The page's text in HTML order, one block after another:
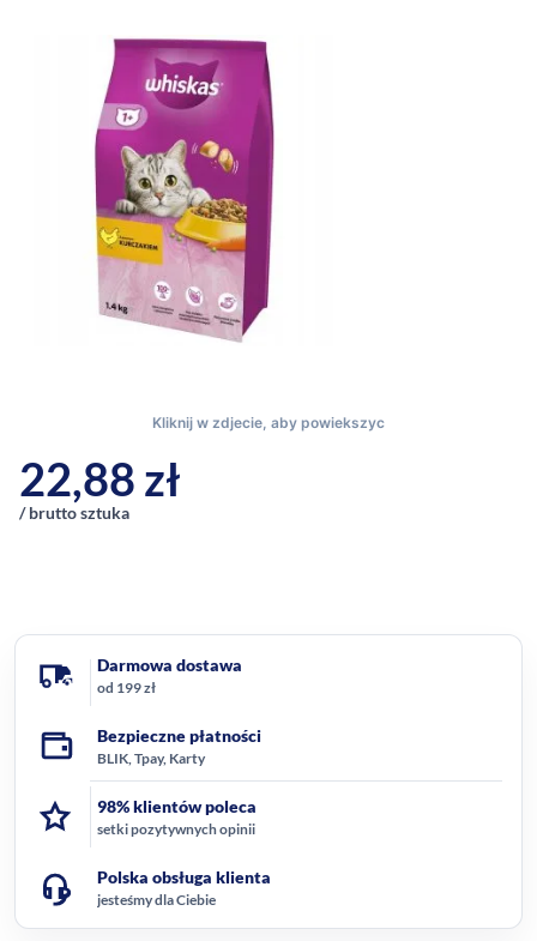
22,88zł
/ brutto sztuka
Darmowa dostawa
od 199 zł
Bezpieczne płatności
BLIK, Tpay, Karty
98% klientów poleca
setki pozytywnych opinii
Polska obsługa klienta
jesteśmy dla Ciebie